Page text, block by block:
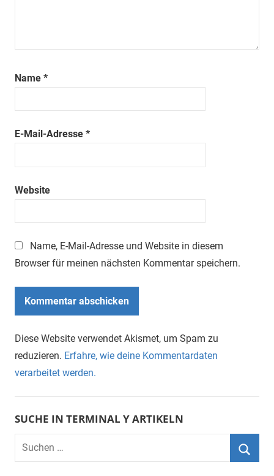
Name *
E-Mail-Adresse *
Website
Name, E-Mail-Adresse und Website in diesem
Browser für meinen nächsten Kommentar speichern.
Diese Website verwendet Akismet, um Spam zu
reduzieren. Erfahre, wie deine Kommentardaten
verarbeitet werden.
SUCHE IN TERMINAL Y ARTIKELN
Suchen
nach: